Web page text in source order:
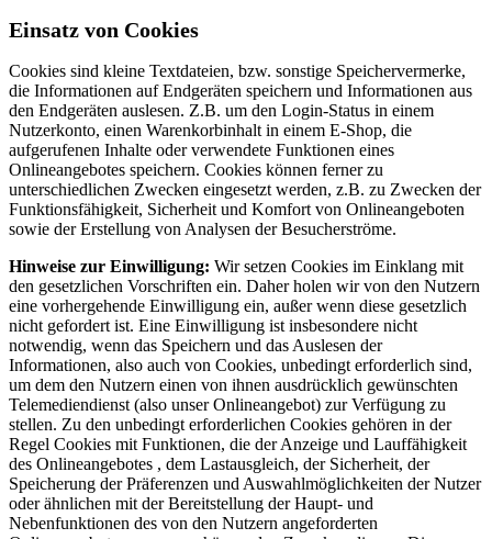
Einsatz von Cookies
Cookies sind kleine Textdateien, bzw. sonstige Speichervermerke,
die Informationen auf Endgeräten speichern und Informationen aus
den Endgeräten auslesen. Z.B. um den Login-Status in einem
Nutzerkonto, einen Warenkorbinhalt in einem E-Shop, die
aufgerufenen Inhalte oder verwendete Funktionen eines
Onlineangebotes speichern. Cookies können ferner zu
unterschiedlichen Zwecken eingesetzt werden, z.B. zu Zwecken der
Funktionsfähigkeit, Sicherheit und Komfort von Onlineangeboten
sowie der Erstellung von Analysen der Besucherströme.
Hinweise zur Einwilligung: Wir setzen Cookies im Einklang mit
den gesetzlichen Vorschriften ein. Daher holen wir von den Nutzern
eine vorhergehende Einwilligung ein, außer wenn diese gesetzlich
nicht gefordert ist. Eine Einwilligung ist insbesondere nicht
notwendig, wenn das Speichern und das Auslesen der
Informationen, also auch von Cookies, unbedingt erforderlich sind,
um dem den Nutzern einen von ihnen ausdrücklich gewünschten
Telemediendienst (also unser Onlineangebot) zur Verfügung zu
stellen. Zu den unbedingt erforderlichen Cookies gehören in der
Regel Cookies mit Funktionen, die der Anzeige und Lauffähigkeit
des Onlineangebotes , dem Lastausgleich, der Sicherheit, der
Speicherung der Präferenzen und Auswahlmöglichkeiten der Nutzer
oder ähnlichen mit der Bereitstellung der Haupt- und
Nebenfunktionen des von den Nutzern angeforderten